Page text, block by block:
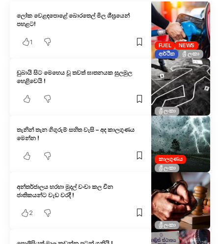
FUEL
NEWS
ආර්ථික
ශ්‍රී ලංකා
ලෝක වෙළඳපොළේ බොරතෙල් මිල ශීඝ්‍රයෙන්
පහළට!
1
ශ්‍රී ලංකා
ඩුබායි සිට මෙහෙය වූ තවත් ඝාතනයක සුලමුල
හෙළිවෙයි !
කාලගුණය
ශ්‍රී ලංකා
තැනින් තැන ගිගුරුම් සහිත වැසි – අද කාලගුණය
මෙන්න !
ශ්‍රී ලංකා
අන්තර්ජාලය හරහා මුදල් වංචා කල චීන
ජාතිකයන්ට වැඩ වරදී !
2